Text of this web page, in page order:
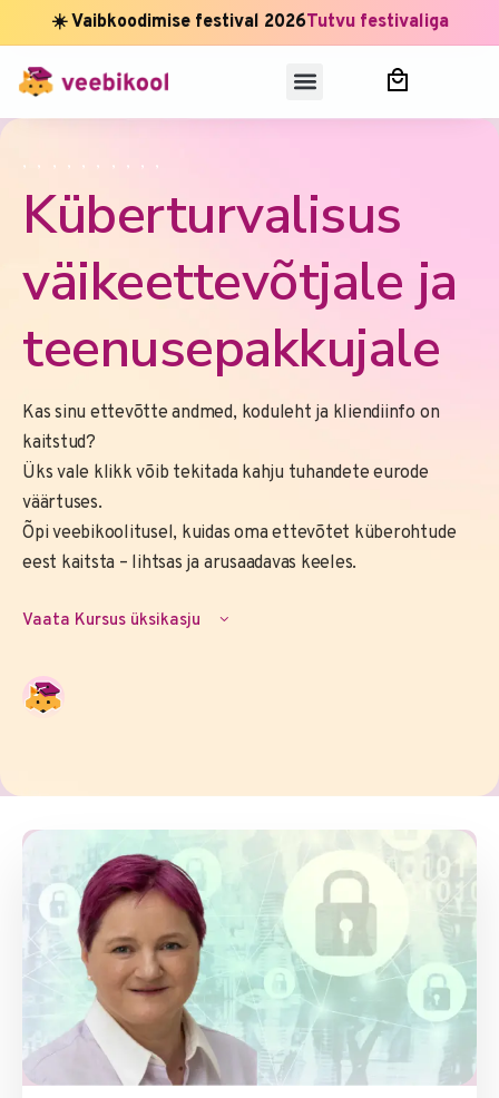
☀️ Vaibkoodimise festival 2026Tutvu festivaliga
, , , , , , , , , ,
Küberturvalisus
väikeettevõtjale ja
teenusepakkujale
Kas sinu ettevõtte andmed, koduleht ja kliendiinfo on
kaitstud?
Üks vale klikk võib tekitada kahju tuhandete eurode
väärtuses.
Õpi veebikoolitusel, kuidas oma ettevõtet küberohtude
eest kaitsta – lihtsas ja arusaadavas keeles.
Vaata Kursus üksikasju